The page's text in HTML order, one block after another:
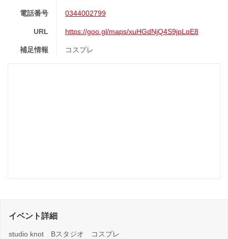
電話番号 0344002799
URL https://goo.gl/maps/xuHGdNjQ4S9jpLqE8
補足情報 コスプレ
イベント詳細
studio knot Bスタジオ コスプレ